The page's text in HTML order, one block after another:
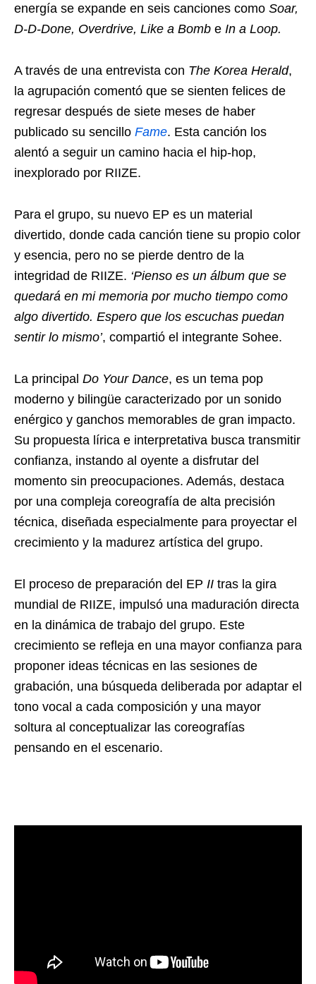
energía se expande en seis canciones como Soar,
D-D-Done, Overdrive, Like a Bomb e In a Loop.
A través de una entrevista con The Korea Herald,
la agrupación comentó que se sienten felices de
regresar después de siete meses de haber
publicado su sencillo Fame. Esta canción los
alentó a seguir un camino hacia el hip-hop,
inexplorado por RIIZE.
Para el grupo, su nuevo EP es un material
divertido, donde cada canción tiene su propio color
y esencia, pero no se pierde dentro de la
integridad de RIIZE. ‘Pienso es un álbum que se
quedará en mi memoria por mucho tiempo como
algo divertido. Espero que los escuchas puedan
sentir lo mismo’, compartió el integrante Sohee.
La principal Do Your Dance, es un tema pop
moderno y bilingüe caracterizado por un sonido
enérgico y ganchos memorables de gran impacto.
Su propuesta lírica e interpretativa busca transmitir
confianza, instando al oyente a disfrutar del
momento sin preocupaciones. Además, destaca
por una compleja coreografía de alta precisión
técnica, diseñada especialmente para proyectar el
crecimiento y la madurez artística del grupo.
El proceso de preparación del EP II tras la gira
mundial de RIIZE, impulsó una maduración directa
en la dinámica de trabajo del grupo. Este
crecimiento se refleja en una mayor confianza para
proponer ideas técnicas en las sesiones de
grabación, una búsqueda deliberada por adaptar el
tono vocal a cada composición y una mayor
soltura al conceptualizar las coreografías
pensando en el escenario.